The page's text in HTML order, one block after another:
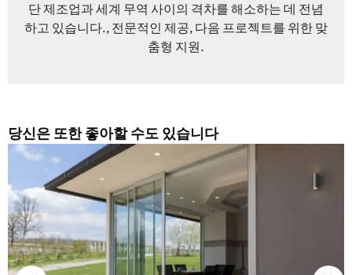
단 제조업과 세계 무역 사이의 격차를 해소하는 데 전념
하고 있습니다., 전문적인 제공, 다음 프로젝트를 위한 맞
춤형 지원.
당신은 또한 좋아할 수도 있습니다